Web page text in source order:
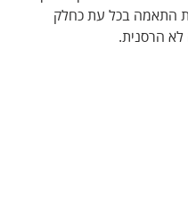
התאמה בכל עת כחלק
לא הרסנית.